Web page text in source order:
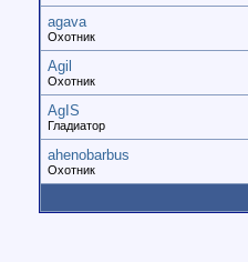
agava
Охотник
Agil
Охотник
AgIS
Гладиатор
ahenobarbus
Охотник